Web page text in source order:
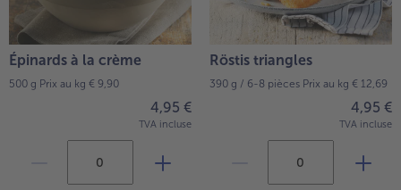
Épinards à la crème
500 g Prix au kg € 9,90
4,95 €
TVA incluse
Röstis triangles
390 g / 6-8 pièces Prix au kg € 12,69
4,95 €
TVA incluse